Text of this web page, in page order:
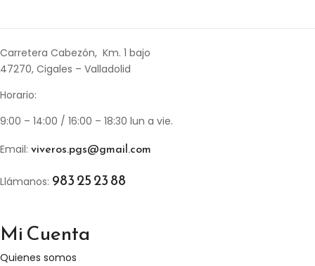
Carretera Cabezón, Km. 1 bajo
47270, Cigales – Valladolid
Horario:
9:00 – 14:00 / 16:00 – 18:30 lun a vie.
Email: viveros.pgs@gmail.com
Llámanos: 983 25 23 88
Mi Cuenta
Quienes somos